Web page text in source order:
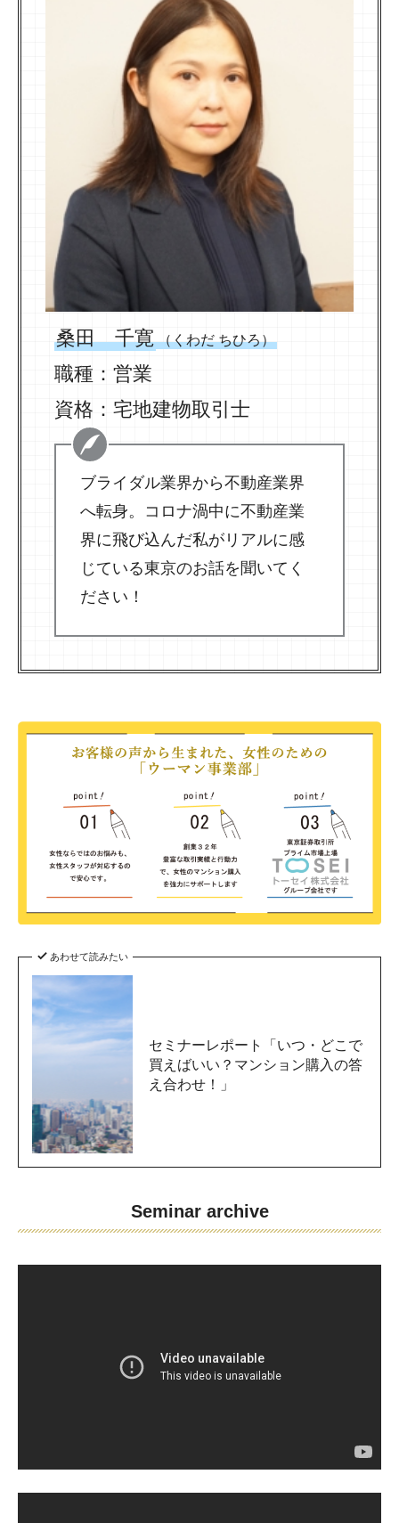
桑田 千寛 （くわだ ちひろ）
職種：営業
資格：宅地建物取引士
ブライダル業界から不動産業界
へ転身。コロナ渦中に不動産業
界に飛び込んだ私がリアルに感
じている東京のお話を聞いてく
ださい！
あわせて読みたい
セミナーレポート「いつ・どこで
買えばいい？マンション購入の答
え合わせ！」
Seminar archive